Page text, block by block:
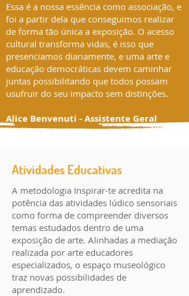
Essa é a nossa essência como associação, e
foi a partir dela que conseguimos realizar
de forma tão única a exposição. O acesso
cultural transforma vidas, é isso que
presenciamos diariamente, e uma arte e
educação democráticas devem caminhar
juntas possibilitando que todos possam
usufruir do seu impacto sem distinções.
Alice Benvenuti - Assistente Geral
Atividades Educativas
A metodologia Inspirar-te acredita na
potência das atividades lúdico sensoriais
como forma de compreender diversos
temas estudados dentro de uma
exposição de arte. Alinhadas a mediação
realizada por arte educadores
especializados, o espaço museológico
traz novas possibilidades de
aprendizado.